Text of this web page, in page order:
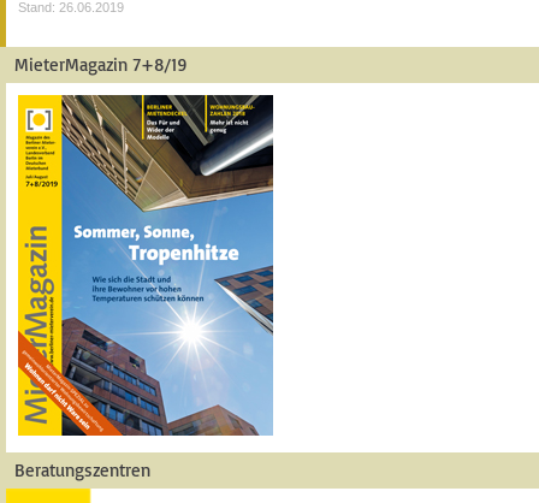
Stand: 26.06.2019
MieterMagazin 7+8/19
Beratungszentren